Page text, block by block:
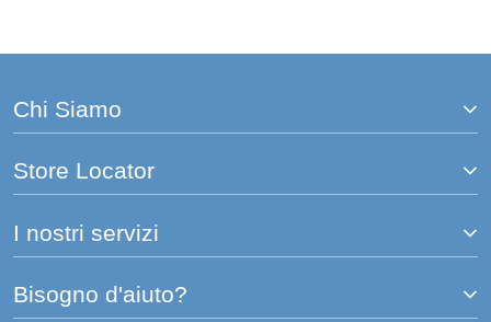
Chi Siamo
Store Locator
I nostri servizi
Bisogno d'aiuto?